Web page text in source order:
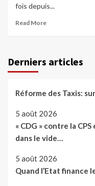
fois depuis...
Read More
Derniers articles
Réforme des Taxis:
5 août 2026
« CDG » contre la
dans le vide…
5 août 2026
Quand l’Etat finance